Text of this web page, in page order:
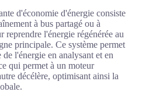
d'économie d'énergie consiste
à bus partagé ou à
reprendre l'énergie régénérée au
principale. Ce système permet
l'énergie en analysant et en
qui permet à un moteur
décélère, optimisant ainsi la